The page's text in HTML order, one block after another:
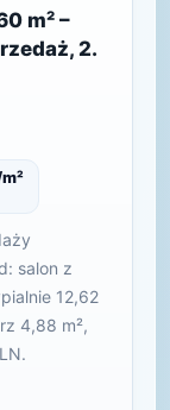
m² –
2.
salon z
12,62
4,88 m²,